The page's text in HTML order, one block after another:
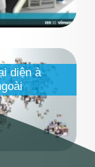
diện à